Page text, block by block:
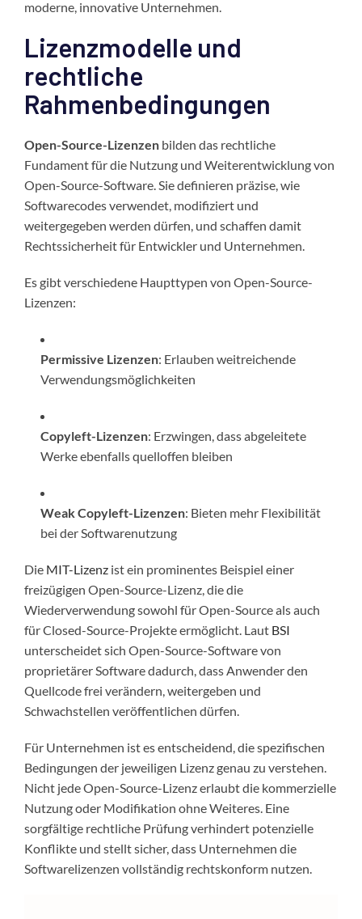
moderne, innovative Unternehmen.
Lizenzmodelle und
rechtliche
Rahmenbedingungen
Open-Source-Lizenzen bilden das rechtliche
Fundament für die Nutzung und Weiterentwicklung von
Open-Source-Software. Sie definieren präzise, wie
Softwarecodes verwendet, modifiziert und
weitergegeben werden dürfen, und schaffen damit
Rechtssicherheit für Entwickler und Unternehmen.
Es gibt verschiedene Haupttypen von Open-Source-
Lizenzen:
Permissive Lizenzen: Erlauben weitreichende
Verwendungsmöglichkeiten
Copyleft-Lizenzen: Erzwingen, dass abgeleitete
Werke ebenfalls quelloffen bleiben
Weak Copyleft-Lizenzen: Bieten mehr Flexibilität
bei der Softwarenutzung
Die MIT-Lizenz ist ein prominentes Beispiel einer
freizügigen Open-Source-Lizenz, die die
Wiederverwendung sowohl für Open-Source als auch
für Closed-Source-Projekte ermöglicht. Laut BSI
unterscheidet sich Open-Source-Software von
proprietärer Software dadurch, dass Anwender den
Quellcode frei verändern, weitergeben und
Schwachstellen veröffentlichen dürfen.
Für Unternehmen ist es entscheidend, die spezifischen
Bedingungen der jeweiligen Lizenz genau zu verstehen.
Nicht jede Open-Source-Lizenz erlaubt die kommerzielle
Nutzung oder Modifikation ohne Weiteres. Eine
sorgfältige rechtliche Prüfung verhindert potenzielle
Konflikte und stellt sicher, dass Unternehmen die
Softwarelizenzen vollständig rechtskonform nutzen.